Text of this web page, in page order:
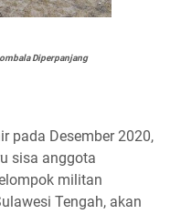
Diperpanjang
pada Desember 2020,
sisa anggota
militan
Tengah, akan